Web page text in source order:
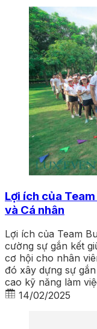
Lợi ích của
và Cá nhân
Lợi ích của Team
cường sự gắn kết
cơ hội cho nhân
đó xây dựng sự
cao kỹ năng làm
14/02/2025